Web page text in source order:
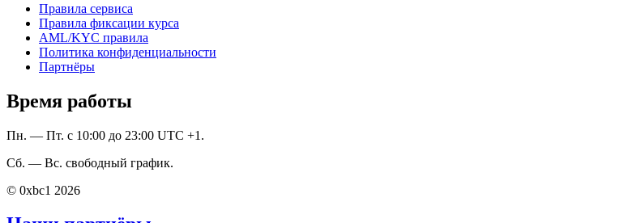
Правила сервиса
Правила фиксации курса
AML/KYC правила
Политика конфиденциальности
Партнёры
Время работы
Пн. — Пт. с 10:00 до 23:00 UTC +1.
Сб. — Вс. свободный график.
© 0xbc1 2026